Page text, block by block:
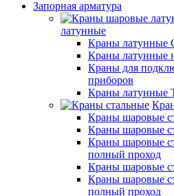
Запорная арматура
латунные
Краны
Краны
Краны для
приборов
Краны
Краны шаровые
Краны шаровые
Краны шаровые
полный проход
Краны шаровые
Краны шаровые
полный проход